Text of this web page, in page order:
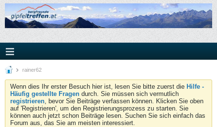
rainer62
Wenn dies Ihr erster Besuch hier ist, lesen Sie bitte zuerst die Hilfe -
Häufig gestellte Fragen durch. Sie müssen sich vermutlich
registrieren, bevor Sie Beiträge verfassen können. Klicken Sie oben
auf 'Registrieren', um den Registrierungsprozess zu starten. Sie
können auch jetzt schon Beiträge lesen. Suchen Sie sich einfach das
Forum aus, das Sie am meisten interessiert.